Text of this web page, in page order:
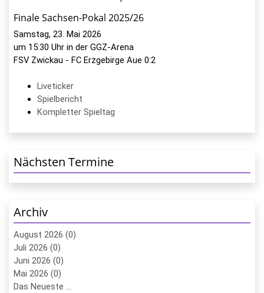
Finale Sachsen-Pokal 2025/26
Samstag, 23. Mai 2026
um 15:30 Uhr in der GGZ-Arena
FSV Zwickau - FC Erzgebirge Aue 0:2
Liveticker
Spielbericht
Kompletter Spieltag
Nächsten Termine
Archiv
August 2026 (0)
Juli 2026 (0)
Juni 2026 (0)
Mai 2026 (0)
Das Neueste ...